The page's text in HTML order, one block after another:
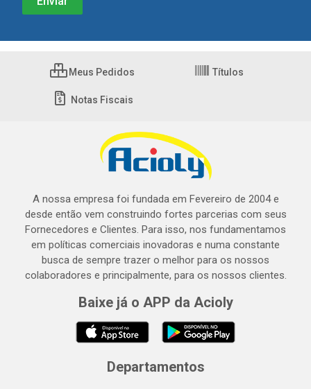
Meus Pedidos Títulos
Notas Fiscais
A nossa empresa foi fundada em Fevereiro de 2004 e
desde então vem construindo fortes parcerias com seus
Fornecedores e Clientes. Para isso, nos fundamentamos
em políticas comerciais inovadoras e numa constante
busca de sempre trazer o melhor para os nossos
colaboradores e principalmente, para os nossos clientes.
Baixe já o APP da Acioly
Departamentos